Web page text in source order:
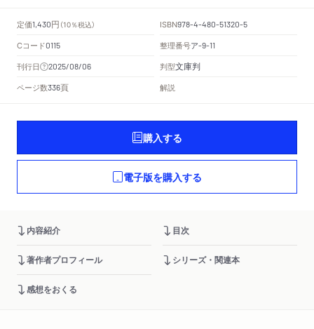
定価1,430円 （10％税込） ISBN978-4-480-51320-5
Cコード0115 整理番号ア-9-11
刊行日 2025/08/06 判型文庫判
ページ数336頁 解説
購入する
電子版を購入する
内容紹介 目次
著作者プロフィール シリーズ・関連本
感想をおくる